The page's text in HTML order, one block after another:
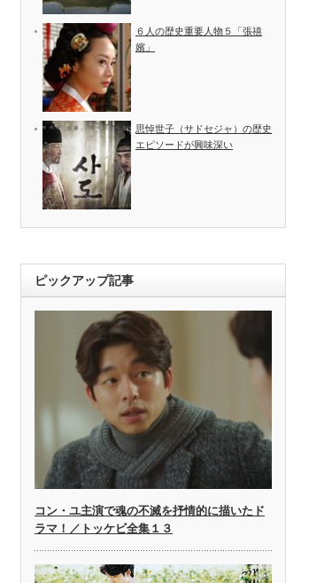
６人の歴史重要人物５「張禧
嬪」
思悼世子（サドセジャ）の歴史
エピソードが興味深い
ピックアップ記事
コン・ユ主演で魂の不滅を抒情的に描いたド
ラマ！／トッケビ全集１３